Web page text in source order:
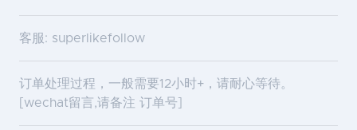
客服: superlikefollow
订单处理过程，一般需要12小时+，请耐心等待。
[wechat留言,请备注 订单号]